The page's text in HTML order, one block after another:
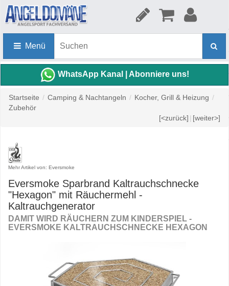
Menü
WhatsApp Kanal | Abonniere uns!
Startseite / Camping & Nachtangeln / Kocher, Grill & Heizung /
Zubehör
[<zurück] | [weiter>]
Mehr Artikel von: Eversmoke
Eversmoke Sparbrand Kaltrauchschnecke
"Hexagon" mit Räuchermehl -
Kaltrauchgenerator
DAMIT WIRD RÄUCHERN ZUM KINDERSPIEL -
EVERSMOKE KALTRAUCHSCHNECKE HEXAGON